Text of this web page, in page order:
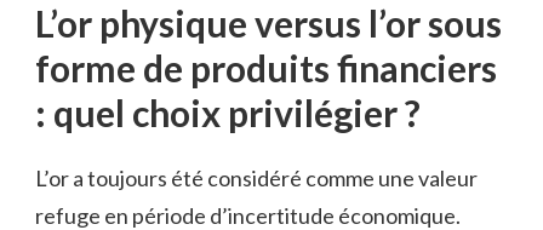
L’or physique versus l’or sous
forme​ de produits financiers
: quel choix privilégier‍ ?
L’or a toujours été considéré comme une valeur
refuge en période d’incertitude économique.